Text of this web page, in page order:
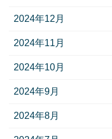
2024年12月
2024年11月
2024年10月
2024年9月
2024年8月